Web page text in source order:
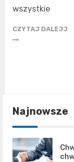
wszystkie
CZYTAJ DALEJJ
Najnowsze